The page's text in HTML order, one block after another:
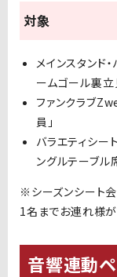
対象
メインスタンド
ームゴール裏
ファンクラブ
員」
バラエティシー
ングルテーブル
※シーズンシート会
1名までお連れ様が
音響連動